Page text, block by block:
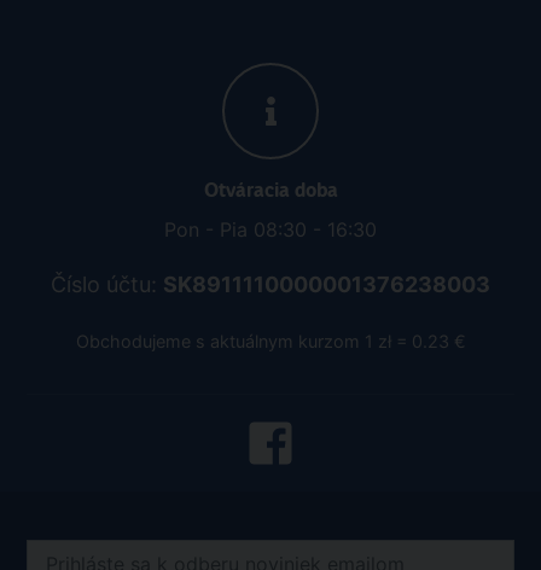
Otváracia doba
Pon - Pia 08:30 - 16:30
Číslo účtu: SK8911110000001376238003
Obchodujeme s aktuálnym kurzom 1 zł = 0.23 €